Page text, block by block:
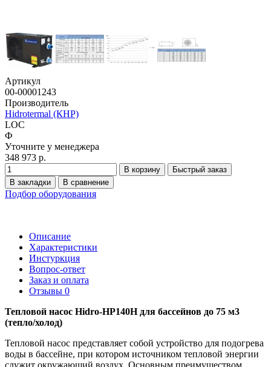
Артикул
00-00001243
Производитель
Hidrotermal (КНР)
LOC
Ф
Уточните у менеджера
348 973 р.
В корзину
Быстрый заказ
В закладки
В сравнение
Подбор оборудования
Описание
Характеристики
Инстуркция
Вопрос-ответ
Заказ и оплата
Отзывы 0
Тепловой насос Hidro-HP140H для бассейнов до 75 м3
(тепло/холод)
Тепловой насос представляет собой устройство для подогрева
воды в бассейне, при котором источником тепловой энергии
служит окружающий воздух. Основным преимуществом